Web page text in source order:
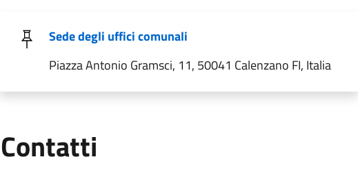
Sede degli uffici comunali
Piazza Antonio Gramsci, 11, 50041 Calenzano FI, Italia
Contatti